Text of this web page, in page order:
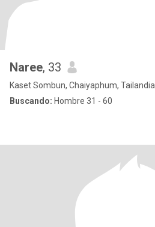
Naree, 33
Kaset Sombun, Chaiyaphum, Tailandia
Buscando: Hombre 31 - 60